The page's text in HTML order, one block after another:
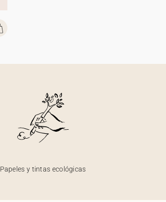
Papeles y tintas ecológicas